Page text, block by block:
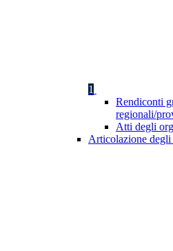
1
Rendiconti
regionali/
Atti degli
Articolazione